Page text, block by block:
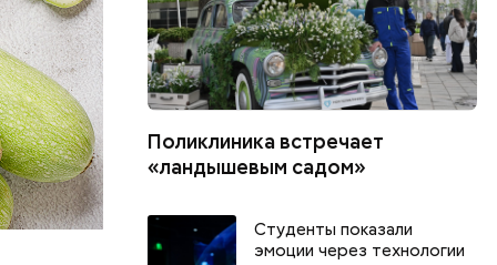
Поликлиника встречает
«ландышевым садом»
Студенты показали
эмоции через технологии